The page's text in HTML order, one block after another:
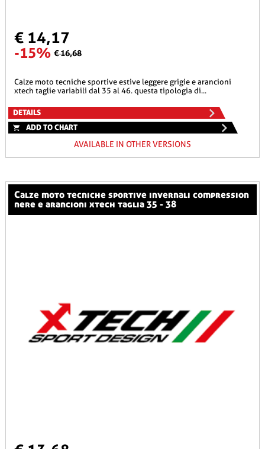
€ 14,17
-15% € 16,68
calze moto tecniche sportive estive leggere grigie e arancioni
xtech taglie variabili dal 35 al 46. questa tipologia di...
DETAILS
ADD TO CHART
AVAILABLE IN OTHER VERSIONS
calze moto tecniche sportive invernali compression
nere e arancioni xtech taglia 35 - 38